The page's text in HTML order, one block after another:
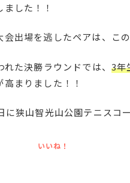
した！！
会出場を逃したペアは、こ
た決勝ラウンドでは、 3年
まりました！！
に狭山智光山公園テニスコ
いいね！